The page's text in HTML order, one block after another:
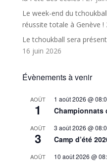
Le week-end du
réussite totale à Genève !
Le tchoukball sera
16 juin 2026
Évènements à venir
AOÛT
1
1 août 2026 @
Championnats
AOÛT
3
3 août 2026 @
Camp d’été
AOÛT 10 août 2026 @